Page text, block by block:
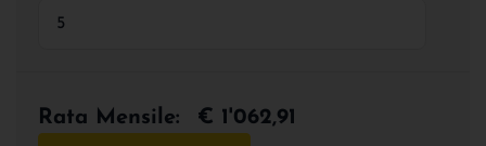
Rata Mensile: € 1'062,91